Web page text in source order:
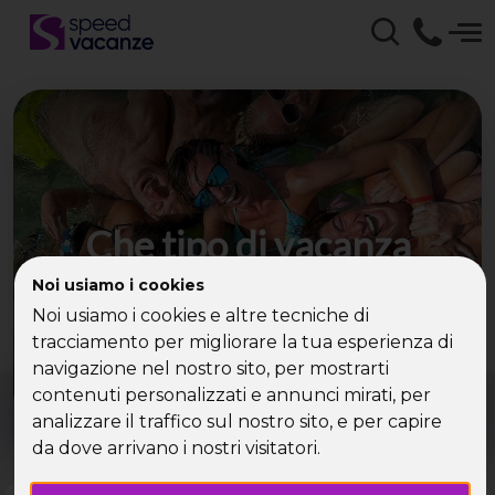
Noi usiamo i cookies
Noi usiamo i cookies e altre tecniche di
tracciamento per migliorare la tua esperienza di
navigazione nel nostro sito, per mostrarti
contenuti personalizzati e annunci mirati, per
analizzare il traffico sul nostro sito, e per capire
da dove arrivano i nostri visitatori.
Che tipo di vacanza
cerchi?
Scegli la tua destinazione tra le diverse proposte
di Speed Vacanze®
Dove? Quando?
Tutto l'anno